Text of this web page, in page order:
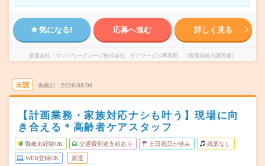
気になる! 応募へ進む 詳しく見る
派遣会社 マンパワーグループ株式会社 ケアサービス事業部 （医療福祉介護関連）
未読 掲載日 2026/08/06
【計画業務・家族対応ナシも叶う】現場に向
き合える＊高齢者ケアスタッフ
職種未経験OK 交通費別途支給あり 土日祝日が休み 残業なし
WEB登録OK 派遣